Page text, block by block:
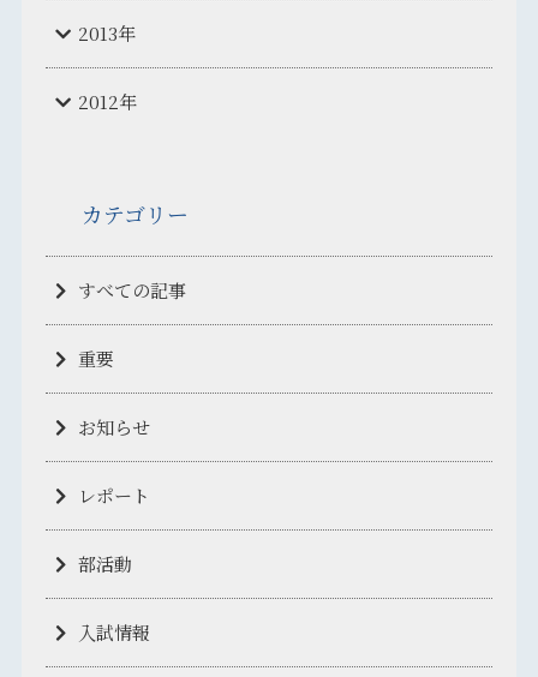
2013年
2012年
カテゴリー
すべての記事
重要
お知らせ
レポート
部活動
入試情報